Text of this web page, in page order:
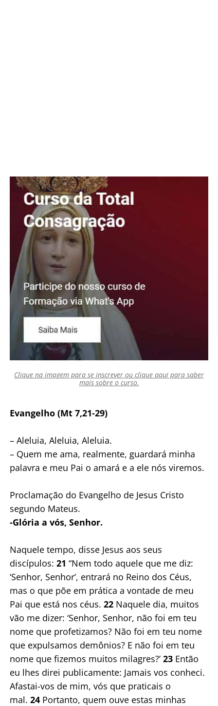
Clique na imagem para se inscrever ou clique aqui para saber
mais sobre o curso.
Evangelho (Mt 7,21-29)
– Aleluia, Aleluia, Aleluia.
– Quem me ama, realmente, guardará minha
palavra e meu Pai o amará e a ele nós viremos.
Proclamação do Evangelho de Jesus Cristo
segundo Mateus.
-Glória a vós, Senhor.
Naquele tempo, disse Jesus aos seus
discípulos: 21 “Nem todo aquele que me diz:
‘Senhor, Senhor’, entrará no Reino dos Céus,
mas o que põe em prática a vontade de meu
Pai que está nos céus. 22 Naquele dia, muitos
vão me dizer: ‘Senhor, Senhor, não foi em teu
nome que profetizamos? Não foi em teu nome
que expulsamos demônios? E não foi em teu
nome que fizemos muitos milagres?’ 23 Então
eu lhes direi publicamente: Jamais vos conheci.
Afastai-vos de mim, vós que praticais o
mal. 24 Portanto, quem ouve estas minhas